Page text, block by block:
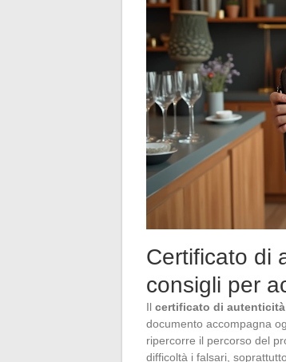
Certificato di
consigli per
Il certificato di autenticità
documento accompagna
ripercorre il percorso del
difficoltà i falsari,